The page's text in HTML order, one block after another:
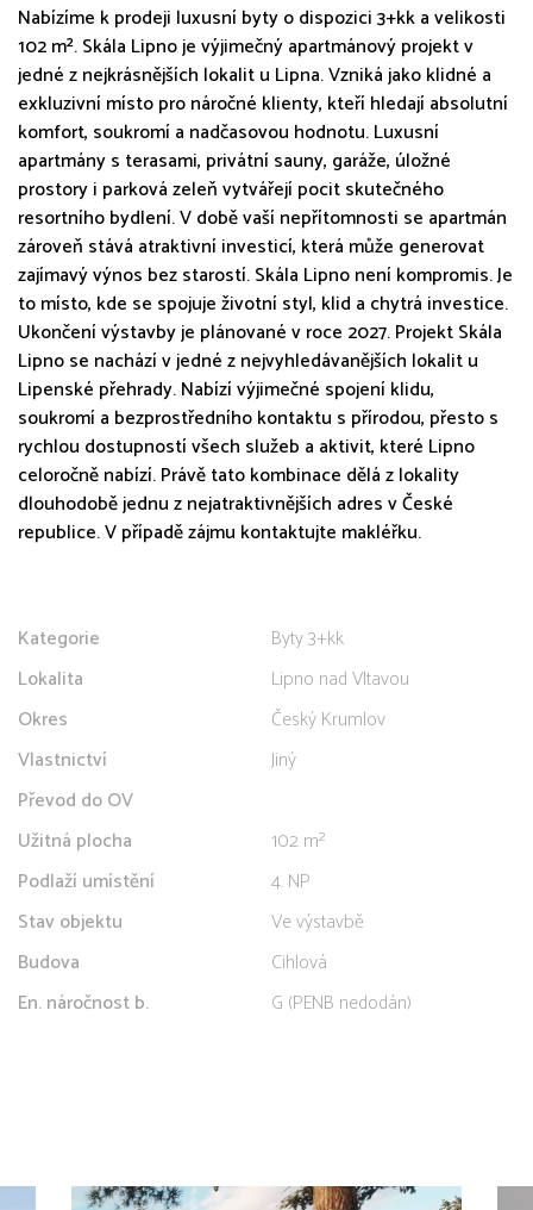
Nabízíme k prodeji luxusní byty o dispozici 3+kk a velikosti
102 m². Skála Lipno je výjimečný apartmánový projekt v
jedné z nejkrásnějších lokalit u Lipna. Vzniká jako klidné a
exkluzivní místo pro náročné klienty, kteří hledají absolutní
komfort, soukromí a nadčasovou hodnotu. Luxusní
apartmány s terasami, privátní sauny, garáže, úložné
prostory i parková zeleň vytvářejí pocit skutečného
resortního bydlení. V době vaší nepřítomnosti se apartmán
zároveň stává atraktivní investicí, která může generovat
zajímavý výnos bez starostí. Skála Lipno není kompromis. Je
to místo, kde se spojuje životní styl, klid a chytrá investice.
Ukončení výstavby je plánované v roce 2027. Projekt Skála
Lipno se nachází v jedné z nejvyhledávanějších lokalit u
Lipenské přehrady. Nabízí výjimečné spojení klidu,
soukromí a bezprostředního kontaktu s přírodou, přesto s
rychlou dostupností všech služeb a aktivit, které Lipno
celoročně nabízí. Právě tato kombinace dělá z lokality
dlouhodobě jednu z nejatraktivnějších adres v České
republice. V případě zájmu kontaktujte makléřku.
Kategorie
Byty 3+kk
Lokalita
Lipno nad Vltavou
Okres
Český Krumlov
Vlastnictví
Jiný
Převod do OV
Užitná plocha
102 m²
Podlaží umístění
4. NP
Stav objektu
Ve výstavbě
Budova
Cihlová
En. náročnost b.
G (PENB nedodán)